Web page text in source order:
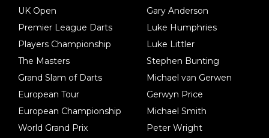
UK Open
Premier League Darts
Players Championship
The Masters
Grand Slam of Darts
European Tour
European Championship
World Grand Prix
Gary Anderson
Luke Humphries
Luke Littler
Stephen Bunting
Michael van Gerwen
Gerwyn Price
Michael Smith
Peter Wright